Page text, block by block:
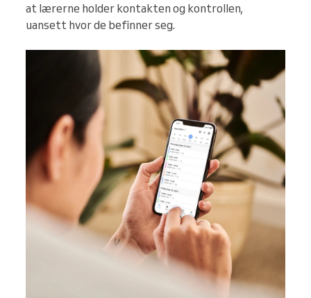
at lærerne holder kontakten og kontrollen,
uansett hvor de befinner seg.